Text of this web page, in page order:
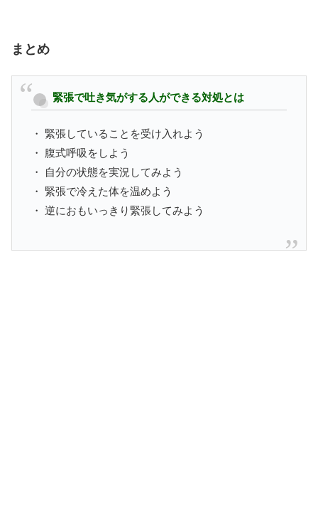
まとめ
緊張で吐き気がする人ができる対処とは
・ 緊張していることを受け入れよう
・ 腹式呼吸をしよう
・ 自分の状態を実況してみよう
・ 緊張で冷えた体を温めよう
・ 逆におもいっきり緊張してみよう